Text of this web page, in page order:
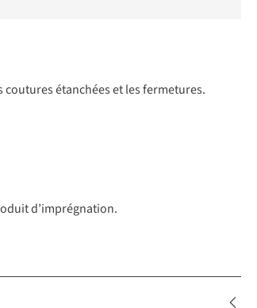
coutures étanchées et les fermetures.
d’imprégnation.